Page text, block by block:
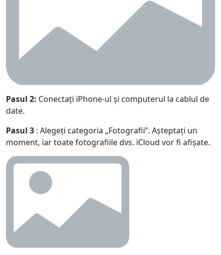
Pasul 2: Conectați iPhone-ul și computerul la cablul de
date.
Pasul 3 : Alegeți categoria „Fotografii”. Așteptați un
moment, iar toate fotografiile dvs. iCloud vor fi afișate.